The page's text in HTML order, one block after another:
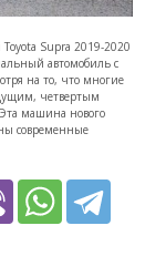
Supra 2019-2020
автомобиль с
на то, что многие
четвертым
машина нового
современные